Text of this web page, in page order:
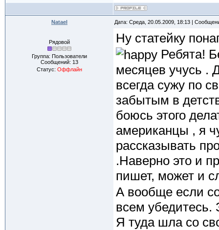
Natael Дата: Среда, 20.05.2009, 18:13 |
Рядовой
Группа: Пользователи
Сообщений: 13
Статус: Оффлайн
Ну статейку
Ребята!
месяцев учусь .
всегда сужу по
забытым в
боюсь этого
американцы , я
рассказывать
.Наверно это и
пишет, может и
А вообще если
всем убедитесь.
Я туда шла со